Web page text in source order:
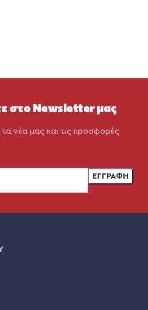
στο Newsletter μας
νέα μας και τις προσφορές